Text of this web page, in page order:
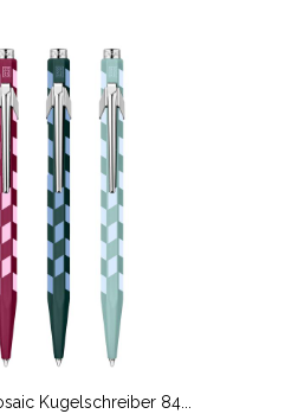
Kugelschreiber 84...